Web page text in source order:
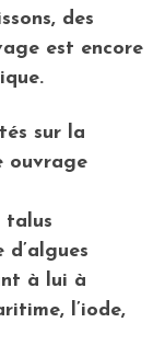
des
est encore
sur la
ouvrage
talus
à lui à
l’iode,